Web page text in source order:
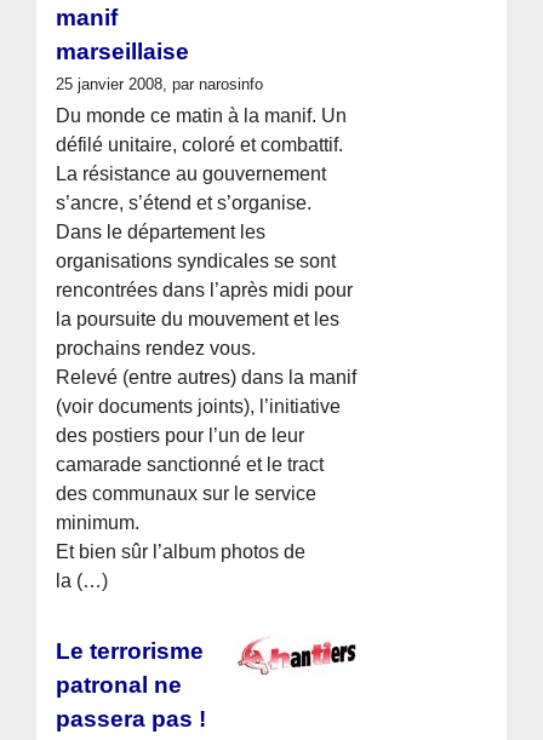
manif
marseillaise
25 janvier 2008, par narosinfo
Du monde ce matin à la manif. Un
défilé unitaire, coloré et combattif.
La résistance au gouvernement
s’ancre, s’étend et s’organise.
Dans le département les
organisations syndicales se sont
rencontrées dans l’après midi pour
la poursuite du mouvement et les
prochains rendez vous.
Relevé (entre autres) dans la manif
(voir documents joints), l’initiative
des postiers pour l’un de leur
camarade sanctionné et le tract
des communaux sur le service
minimum.
Et bien sûr l’album photos de
la (…)
Le terrorisme
patronal ne
passera pas !